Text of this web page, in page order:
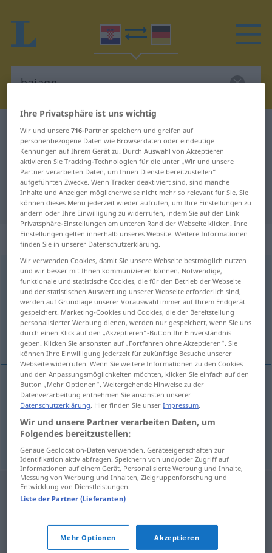
Kroatisch-Deutsch Wörterbuch bajage
Kroatisch-Deutsch Übersetzung für
"bajage"
"bajage" Deutsch Übersetzung
„bajage“
bajage <-i>
Übersicht aller Übersetzungen
(Für mehr Details die Übersetzung anklicken/antippen)
angeblich
Beispiele
kaobajage
angeblich
Ihre Privatsphäre ist uns wichtig
Wir und unsere716-Partner speichern und greifen auf
personenbezogene Daten wie Browserdaten oder eindeutige
Kennungen auf Ihrem Gerät zu. Durch Auswahl von Akzeptieren
aktivieren Sie Tracking-Technologien für die unter „Wir und unsere
Partner verarbeiten Daten, um Ihnen Dienste bereitzustellen“
aufgeführten Zwecke. Wenn Tracker deaktiviert sind, sind manche
Inhalte und Anzeigen möglicherweise nicht mehr so relevant für Sie. Sie
können dieses Menü jederzeit wieder aufrufen, um Ihre Einstellungen zu
ändern oder Ihre Einwilligung zu widerrufen, indem Sie auf den Link
Privatsphäre-Einstellungen am unteren Rand der Webseite klicken. Ihre
Einstellungen gelten innerhalb unseres Website. Weitere Informationen
finden Sie in unserer Datenschutzerklärung.
Wir verwenden Cookies, damit Sie unsere Webseite bestmöglich nutzen
und wir besser mit Ihnen kommunizieren können. Notwendige,
funktionale und statistische Cookies, die für den Betrieb der Webseite
und der statistischen Auswertung unserer Webseite erforderlich sind,
werden auf Grundlage unserer Vorauswahl immer auf Ihrem Endgerät
gespeichert. Marketing-Cookies und Cookies, die der Bereitstellung
personalisierter Werbung dienen, werden nur gespeichert, wenn Sie uns
durch einen Klick auf den „Akzeptieren“-Button Ihr Einverständnis
geben. Klicken Sie ansonsten auf „Fortfahren ohne Akzeptieren“. Sie
können Ihre Einwilligung jederzeit für zukünftige Besuche unserer
Webseite widerrufen. Wenn Sie weitere Informationen zu den Cookies
und den Anpassungsmöglichkeiten möchten, klicken Sie einfach auf den
Button „Mehr Optionen“. Weitergehende Hinweise zu der
Datenverarbeitung entnehmen Sie ansonsten unserer
Datenschutzerklärung. Hier finden Sie unserImpressum.
Wir und unsere Partner verarbeiten Daten, um
Folgendes bereitzustellen:
Genaue Geolocation-Daten verwenden. Geräteeigenschaften zur
Identifikation aktiv abfragen. Speichern von und/oder Zugriff auf
Informationen auf einem Gerät. Personalisierte Werbung und Inhalte,
Messung von Werbung und Inhalten, Zielgruppenforschung und
Entwicklung von Dienstleistungen.
Liste der Partner (Lieferanten)
Mehr Optionen Akzeptieren